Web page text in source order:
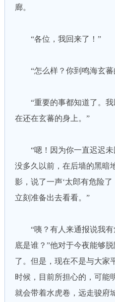
廊。
“各位，我回来了！”
“怎么样？你到鸣海玄蕃
“重要的事都知道了。我
在还在玄蕃的身上。”
“嗯！因为你一直迟迟未
没多久以前，在后墙的黑暗
影，说了一声‘太郎有危险
立刻准备出去看看。”
“咦？有人来通报说我有
底是谁？”他对于今夜能够
了。但是，现在不是与大家
时候，目前所担心的，可能
就会带着水虎卷，远走骏府